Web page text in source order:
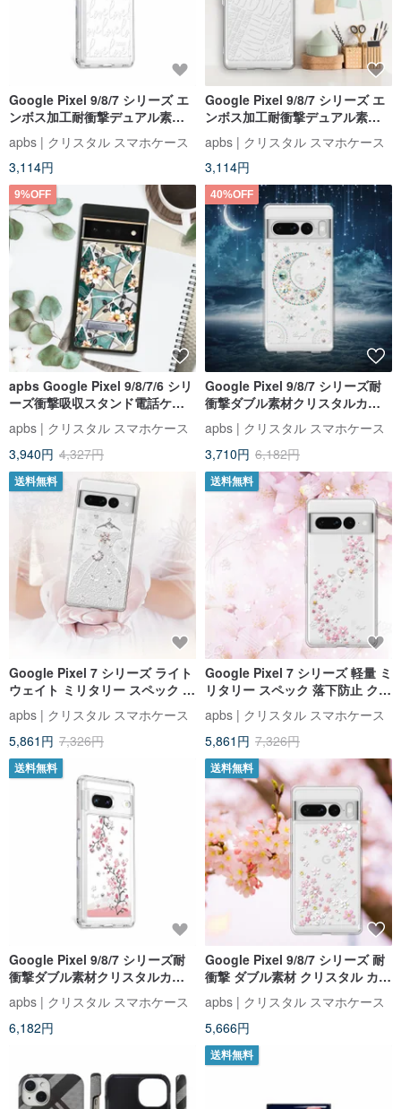
Google Pixel 9/8/7 シリーズ エ
ンボス加工耐衝撃デュアル素材
携帯電話ケース-LOVE
apbs | クリスタル スマホケース
3,114円
Google Pixel 9/8/7 シリーズ エ
ンボス加工耐衝撃デュアル素材
携帯電話ケース-4W
apbs | クリスタル スマホケース
3,114円
9%OFF
apbs Google Pixel 9/8/7/6 シリ
ーズ衝撃吸収スタンド電話ケー
ス - Goethe Rose
apbs | クリスタル スマホケース
3,940円 4,327円
40%OFF
Google Pixel 9/8/7 シリーズ耐
衝撃ダブル素材クリスタルカラ
ーダイヤモンド電話ケース-
Xingyue
apbs | クリスタル スマホケース
3,710円 6,182円
送料無料
Google Pixel 7 シリーズ ライト
ウェイト ミリタリー スペック ド
ロップ レジスタント クリスタル
カラー ダイヤモンド フォン ケー
ス - ドレス ラグジュアリー エデ
ィション
apbs | クリスタル スマホケース
5,861円 7,326円
送料無料
Google Pixel 7 シリーズ 軽量 ミ
リタリー スペック 落下防止 クリ
スタル カラー ダイヤモンド 携帯
ケース - Tian Lai Zhi Sakura
apbs | クリスタル スマホケース
5,861円 7,326円
送料無料
Google Pixel 9/8/7 シリーズ耐
衝撃ダブル素材クリスタルカラ
ーダイヤモンド電話ケース-日本
桜
apbs | クリスタル スマホケース
6,182円
送料無料
Google Pixel 9/8/7 シリーズ 耐
衝撃 ダブル素材 クリスタル カラ
ー ダイヤモンド 電話ケース - ロ
マンチック サクラ
apbs | クリスタル スマホケース
5,666円
送料無料